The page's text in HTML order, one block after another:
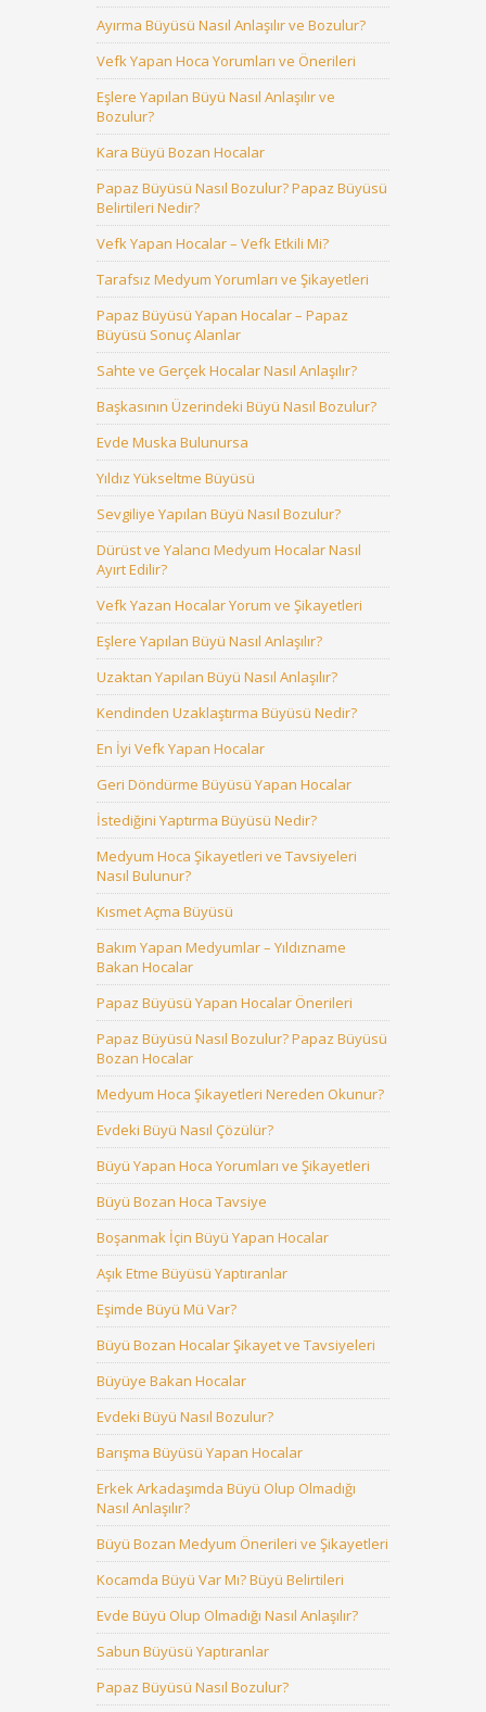
Ayırma Büyüsü Nasıl Anlaşılır ve Bozulur?
Vefk Yapan Hoca Yorumları ve Önerileri
Eşlere Yapılan Büyü Nasıl Anlaşılır ve
Bozulur?
Kara Büyü Bozan Hocalar
Papaz Büyüsü Nasıl Bozulur? Papaz Büyüsü
Belirtileri Nedir?
Vefk Yapan Hocalar – Vefk Etkili Mi?
Tarafsız Medyum Yorumları ve Şikayetleri
Papaz Büyüsü Yapan Hocalar – Papaz
Büyüsü Sonuç Alanlar
Sahte ve Gerçek Hocalar Nasıl Anlaşılır?
Başkasının Üzerindeki Büyü Nasıl Bozulur?
Evde Muska Bulunursa
Yıldız Yükseltme Büyüsü
Sevgiliye Yapılan Büyü Nasıl Bozulur?
Dürüst ve Yalancı Medyum Hocalar Nasıl
Ayırt Edilir?
Vefk Yazan Hocalar Yorum ve Şikayetleri
Eşlere Yapılan Büyü Nasıl Anlaşılır?
Uzaktan Yapılan Büyü Nasıl Anlaşılır?
Kendinden Uzaklaştırma Büyüsü Nedir?
En İyi Vefk Yapan Hocalar
Geri Döndürme Büyüsü Yapan Hocalar
İstediğini Yaptırma Büyüsü Nedir?
Medyum Hoca Şikayetleri ve Tavsiyeleri
Nasıl Bulunur?
Kısmet Açma Büyüsü
Bakım Yapan Medyumlar – Yıldızname
Bakan Hocalar
Papaz Büyüsü Yapan Hocalar Önerileri
Papaz Büyüsü Nasıl Bozulur? Papaz Büyüsü
Bozan Hocalar
Medyum Hoca Şikayetleri Nereden Okunur?
Evdeki Büyü Nasıl Çözülür?
Büyü Yapan Hoca Yorumları ve Şikayetleri
Büyü Bozan Hoca Tavsiye
Boşanmak İçin Büyü Yapan Hocalar
Aşık Etme Büyüsü Yaptıranlar
Eşimde Büyü Mü Var?
Büyü Bozan Hocalar Şikayet ve Tavsiyeleri
Büyüye Bakan Hocalar
Evdeki Büyü Nasıl Bozulur?
Barışma Büyüsü Yapan Hocalar
Erkek Arkadaşımda Büyü Olup Olmadığı
Nasıl Anlaşılır?
Büyü Bozan Medyum Önerileri ve Şikayetleri
Kocamda Büyü Var Mı? Büyü Belirtileri
Evde Büyü Olup Olmadığı Nasıl Anlaşılır?
Sabun Büyüsü Yaptıranlar
Papaz Büyüsü Nasıl Bozulur?